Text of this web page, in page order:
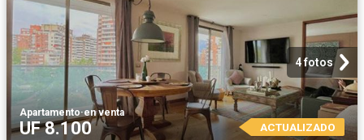
4 fotos
Apartamento·en venta
UF 8.100 ACTUALIZADO